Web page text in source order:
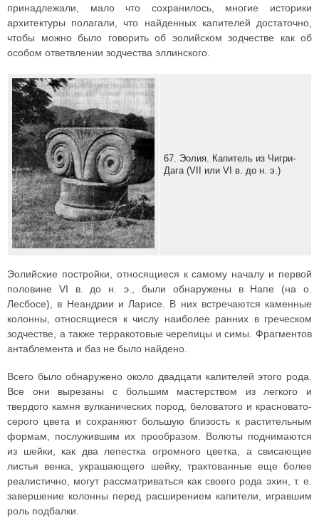
принадлежали, мало что сохранилось, многие историки
архитектуры полагали, что найденных капителей достаточно,
чтобы можно было говорить об эолийском зодчестве как об
особом ответвлении зодчества эллинского.
67. Эолия. Капитель из Чигри-
Дага (VII или VI в. до н. э.)
Эолийские постройки, относящиеся к самому началу и первой
половине VI в. до н. э., были обнаружены в Напе (на о.
Лесбосе), в Неандрии и Ларисе. В них встречаются каменные
колонны, относящиеся к числу наиболее ранних в греческом
зодчестве, а также терракотовые черепицы и симы. Фрагментов
антаблемента и баз не было найдено.
Всего было обнаружено около двадцати капителей этого рода.
Все они вырезаны с большим мастерством из легкого и
твердого камня вулканических пород, беловатого и красновато-
серого цвета и сохраняют большую близость к растительным
формам, послужившим их прообразом. Волюты поднимаются
из шейки, как два лепестка огромного цветка, а свисающие
листья венка, украшающего шейку, трактованные еще более
реалистично, могут рассматриваться как своего рода эхин, т. е.
завершение колонны перед расширением капители, игравшим
роль подбалки.